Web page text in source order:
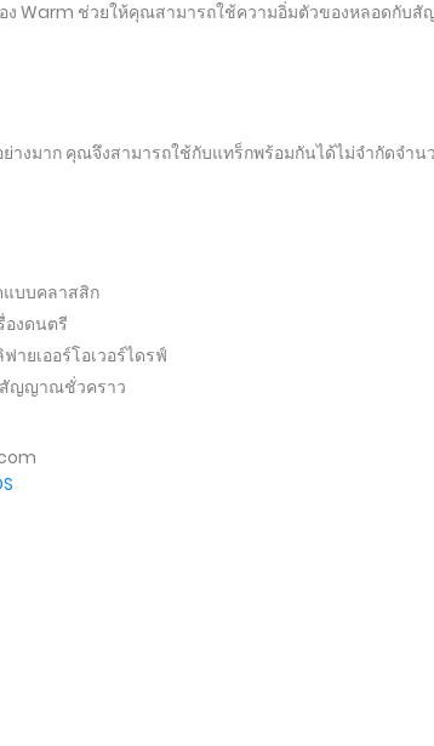
Warm ช่วยให้คุณสามารถใช้ความอิ่มตัวของหลอดกับ
างมาก คุณจึงสามารถใช้กับแทร็กพร้อมกันได้ไม่จำกัดจำ
บบคลาสสิก
องดนตรี
ายเออร์โอเวอร์ไดรฟ์
ญญาณชั่วคราว